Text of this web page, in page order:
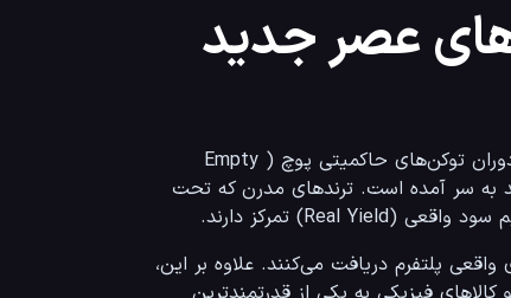
عصر جدید
بازار ارزهای دیجیتال و اقتصاد غیرمتمرکز به سرعت در حال بلوغ است. دیگر دوران توکن‌های حاکمیتی پوچ (Empty